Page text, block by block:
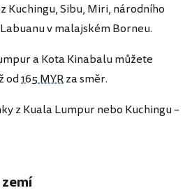
Kuchingu, Sibu, Miri, národního
v malajském Borneu.
a Kota Kinabalu můžete
od165 MYRza směr.
z Kuala Lumpur nebo Kuchingu –